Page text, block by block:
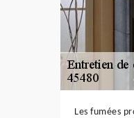
Les fumées